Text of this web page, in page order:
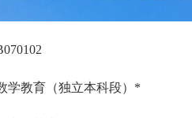
教育（独立本科段）*